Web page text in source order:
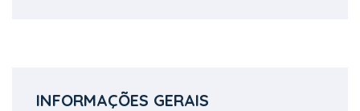
INFORMAÇÕES GERAIS